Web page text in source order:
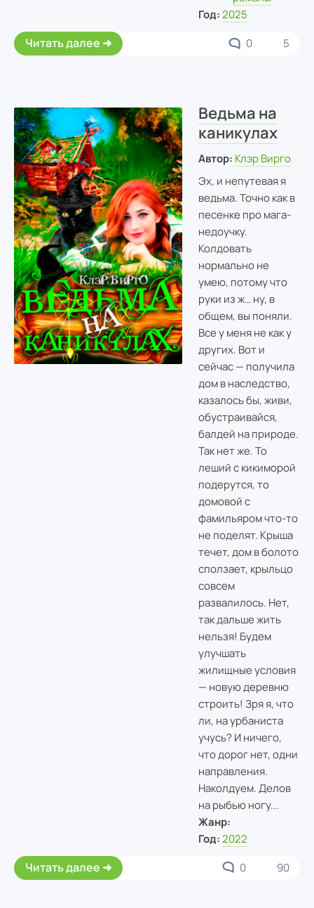
Год: 2025
Читать далее 0 5
Ведьма на
каникулах
Автор: Клэр Вирго
Эх, и непутевая я
ведьма. Точно как в
песенке про мага-
недоучку.
Колдовать
нормально не
умею, потому что
руки из ж… ну, в
общем, вы поняли.
Все у меня не как у
других. Вот и
сейчас — получила
дом в наследство,
казалось бы, живи,
обустраивайся,
балдей на природе.
Так нет же. То
леший с кикиморой
подерутся, то
домовой с
фамильяром что-то
не поделят. Крыша
течет, дом в болото
сползает, крыльцо
совсем
развалилось. Нет,
так дальше жить
нельзя! Будем
улучшать
жилищные условия
— новую деревню
строить! Зря я, что
ли, на урбаниста
учусь? И ничего,
что дорог нет, одни
направления.
Наколдуем. Делов
на рыбью ногу...
Жанр:
Год: 2022
Читать далее 0 90